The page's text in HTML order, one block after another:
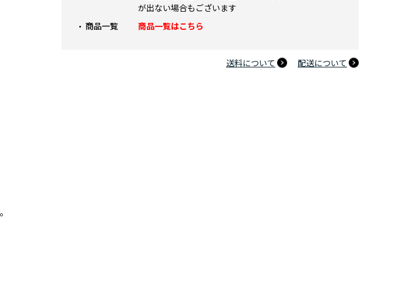
が出ない場合もございます
商品一覧
商品一覧はこちら
送料について 配送について